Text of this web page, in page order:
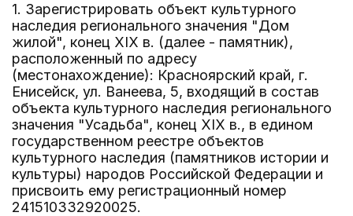
1. Зарегистрировать объект культурного
наследия регионального значения "Дом
жилой", конец XIX в. (далее - памятник),
расположенный по адресу
(местонахождение): Красноярский край, г.
Енисейск, ул. Ванеева, 5, входящий в состав
объекта культурного наследия регионального
значения "Усадьба", конец XIX в., в едином
государственном реестре объектов
культурного наследия (памятников истории и
культуры) народов Российской Федерации и
присвоить ему регистрационный номер
241510332920025.